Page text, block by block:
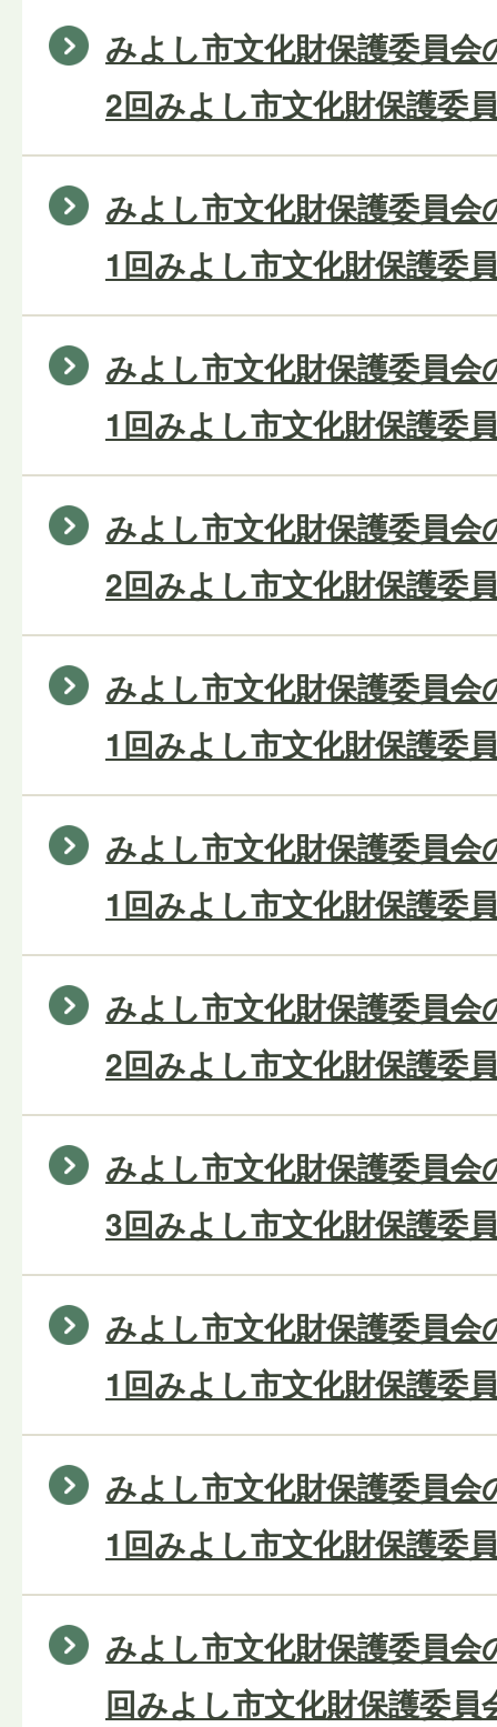
みよし市文化財保護委員会
2回みよし市文化財保護委
みよし市文化財保護委員会
1回みよし市文化財保護委
みよし市文化財保護委員会
1回みよし市文化財保護委
みよし市文化財保護委員会
2回みよし市文化財保護委
みよし市文化財保護委員会
1回みよし市文化財保護委
みよし市文化財保護委員会
1回みよし市文化財保護委
みよし市文化財保護委員会
2回みよし市文化財保護委
みよし市文化財保護委員会
3回みよし市文化財保護委
みよし市文化財保護委員会
1回みよし市文化財保護委
みよし市文化財保護委員会
1回みよし市文化財保護委
みよし市文化財保護委員会
回みよし市文化財保護委員